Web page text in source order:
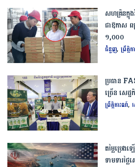
សហគ្រិនក្នុ
ជាឱកាស ព
១,០០០
ជំនួញ,ព្រឹត្តិ
ប្រធាន​​
ច្រើន​ ​សេដ្ឋ
ព្រឹត្តិការណ៍,
តម្លៃប្រេង
ទាមទារថ្ល